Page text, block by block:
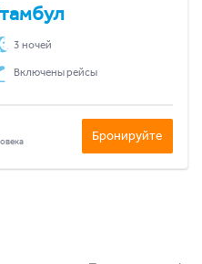
3 ночей
Включены рейсы
Бронируйте